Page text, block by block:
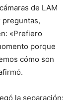
de LAM
preguntas,
«Prefiero
porque
cómo son
la separación: